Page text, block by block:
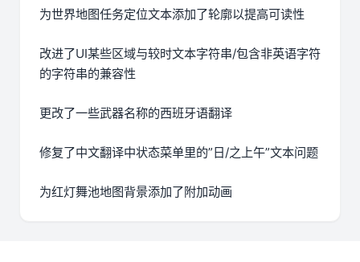
为世界地图任务定位文本添加了轮廓以提高可读性
改进了UI某些区域与较时文本字符串/包含非英语字符
的字符串的兼容性
更改了一些武器名称的西班牙语翻译
修复了中文翻译中状态菜单里的”日/之上午”文本问题
为红灯舞池地图背景添加了附加动画